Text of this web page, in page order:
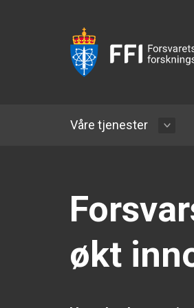
Våre tjenester
økt